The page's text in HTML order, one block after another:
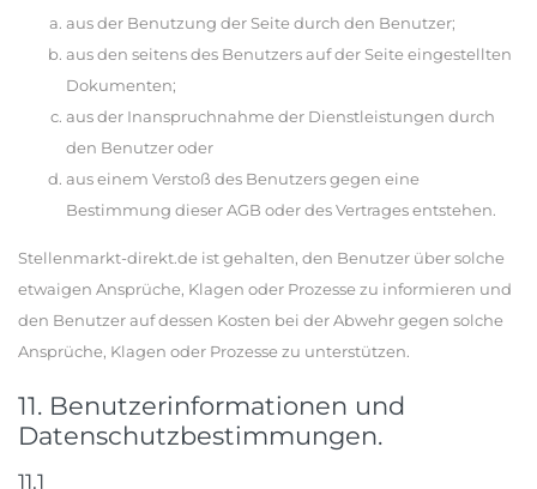
aus der Benutzung der Seite durch den Benutzer;
aus den seitens des Benutzers auf der Seite eingestellten
Dokumenten;
aus der Inanspruchnahme der Dienstleistungen durch
den Benutzer oder
aus einem Verstoß des Benutzers gegen eine
Bestimmung dieser AGB oder des Vertrages entstehen.
Stellenmarkt-direkt.de ist gehalten, den Benutzer über solche
etwaigen Ansprüche, Klagen oder Prozesse zu informieren und
den Benutzer auf dessen Kosten bei der Abwehr gegen solche
Ansprüche, Klagen oder Prozesse zu unterstützen.
11. Benutzerinformationen und
Datenschutzbestimmungen.
11.1